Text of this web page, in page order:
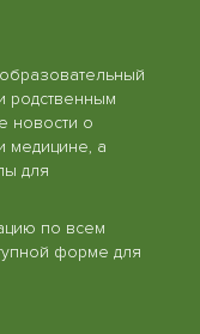
родственным
новости о
медицине, а
для
по всем
форме для